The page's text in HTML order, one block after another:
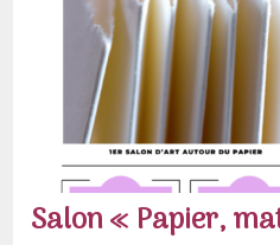
Salon « Papier,